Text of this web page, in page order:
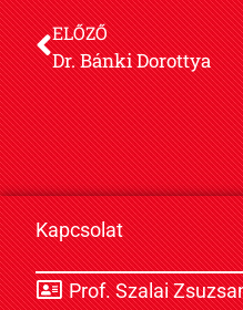
ELŐZŐ
Dr. Bánki Dorottya
Kapcsolat
Prof. Szalai